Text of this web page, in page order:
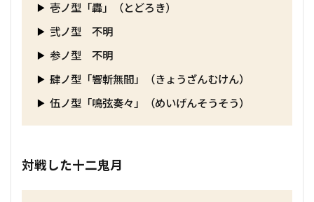
壱ノ型「轟」（とどろき）
弐ノ型 不明
参ノ型 不明
肆ノ型「響斬無間」（きょうざんむけん）
伍ノ型「鳴弦奏々」（めいげんそうそう）
対戦した十二鬼月